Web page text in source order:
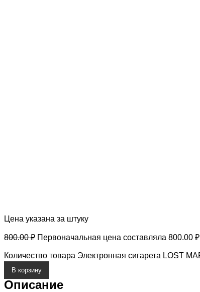
Цена указана за штуку
800.00₽ Первоначальная цена составляла 800.00
Количество товара Электронная сигарета LOST
В корзину
Описание